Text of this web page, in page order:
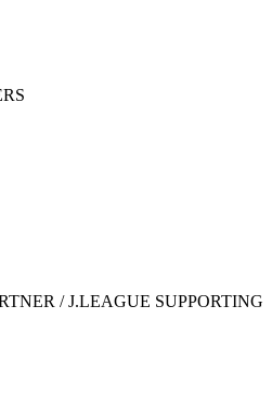
/ J.LEAGUE SUPPORTING